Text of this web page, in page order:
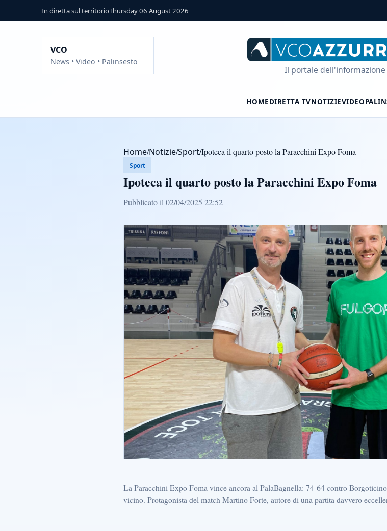
In diretta sul territorioThursday 06 August 2026
VCO
News • Video • Palinsesto
Il portale dell'informazione
HOMEDIRETTA TVNOTIZIEVIDEO
Home/Notizie/Sport/Ipoteca il quarto posto la Paracchini Expo Foma
Sport
Ipoteca il quarto posto la Paracchini Expo Foma
Pubblicato il 02/04/2025 22:52
La Paracchini Expo Foma vince ancora al PalaBagnella: 74-64 contro
vicino. Protagonista del match Martino Forte, autore di una partita davvero